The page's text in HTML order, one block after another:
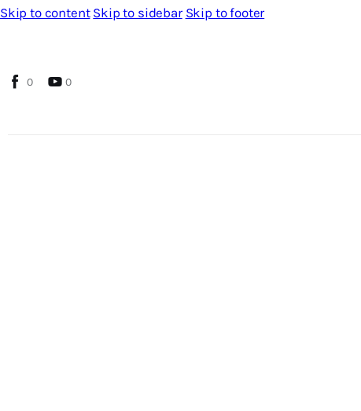
Skip to content Skip to sidebar Skip to footer
0 0